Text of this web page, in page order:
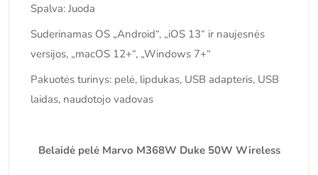
Spalva: Juoda
Suderinamas OS „Android“, „iOS 13“ ir naujesnės
versijos, „macOS 12+“, „Windows 7+“
Pakuotės turinys: pelė, lipdukas, USB adapteris, USB
laidas, naudotojo vadovas
Belaidė pelė Marvo M368W Duke 50W Wireless